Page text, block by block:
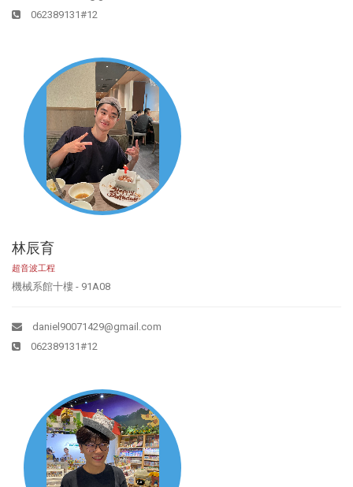
062389131#12
林辰育
超音波工程
機械系館十樓 - 91A08
daniel90071429@gmail.com
062389131#12